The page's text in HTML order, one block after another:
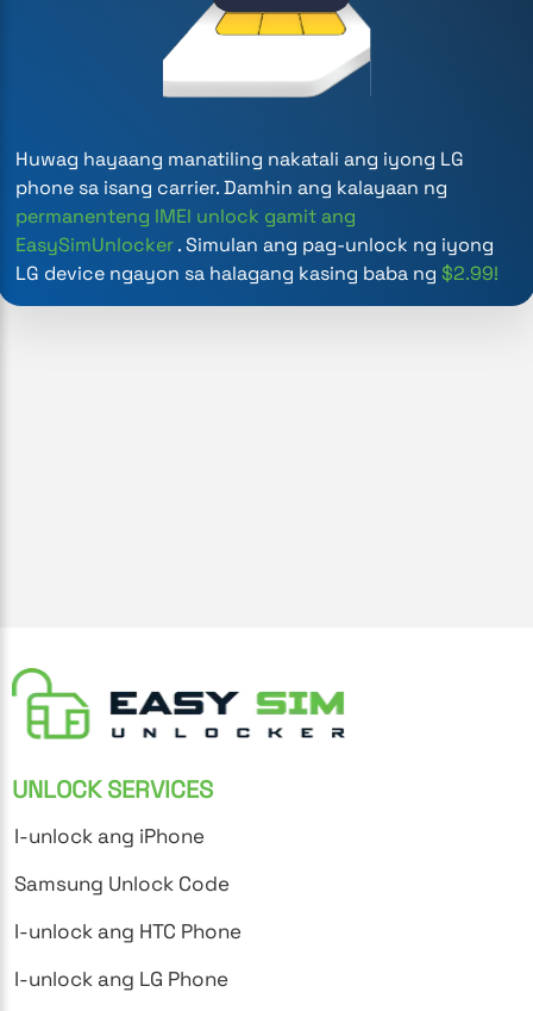
Huwag hayaang manatiling nakatali ang iyong LG
phone sa isang carrier. Damhin ang kalayaan ng
permanenteng IMEI unlock gamit ang
EasySimUnlocker. Simulan ang pag-unlock ng iyong
LG device ngayon sa halagang kasing baba ng $2.99!
UNLOCK SERVICES
I-unlock ang iPhone
Samsung Unlock Code
I-unlock ang HTC Phone
I-unlock ang LG Phone